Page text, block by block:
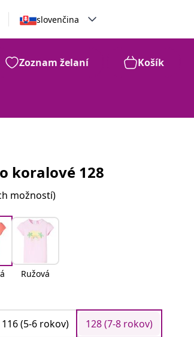
slovenčina
Zoznam želaní Košík
koralové 128
možností)
Ružová
116 (5-6 rokov) 128 (7-8 rokov)